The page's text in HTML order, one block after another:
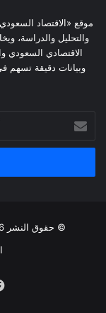
موقع «الاقتصاد
والتحليل والدراسة،
الاقتصادي السعودي
وبيانات دقيقة تسهم
بريدك
الإلكتروني
© حقوق النشر 2026، جميع الحقوق محفوظة | تصميم